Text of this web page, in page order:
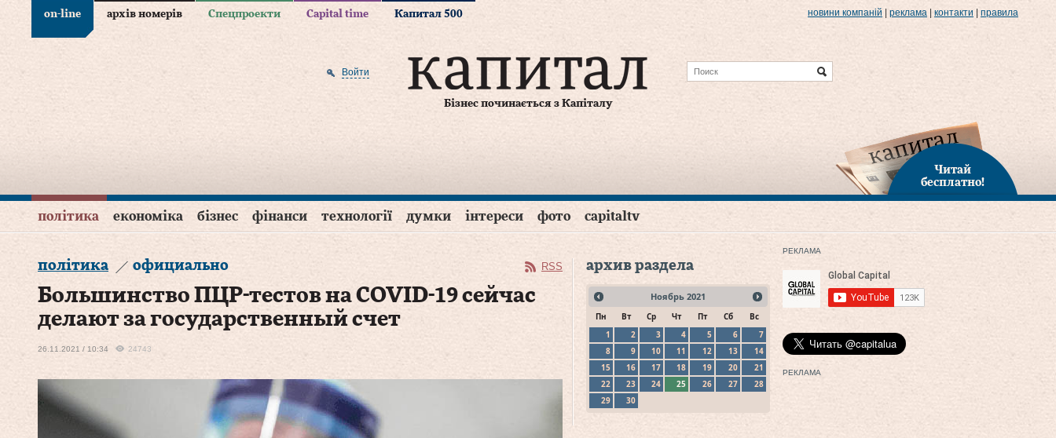
on-line архів номерів Спецпроекти Capital time Капитал 500 новини компаній реклама контакти правила
Бізнес починається з Капіталу
Войти
Читай
бесплатно!
політика економіка бізнес фінанси технології думки інтереси фото capitaltv
політика официально RSS
Большинство ПЦР-тестов на COVID-19 сейчас
делают за государственный счет
26.11.2021 / 10:34 24743
архив раздела
Ноябрь 2021
Пн Вт Ср Чт Пт Сб
Вс
1
2 3 4 5 6
7
8
9 10 11 12 13
14
15
16 17 18 19 20
21
22
23 24 25 26 27
28
29
30
РЕКЛАМА
РЕКЛАМА